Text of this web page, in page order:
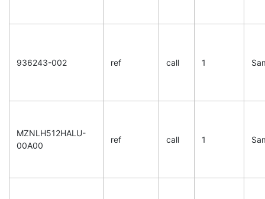
936243-002 ref call 1
MZNLH512HALU-
00A00
ref call 1